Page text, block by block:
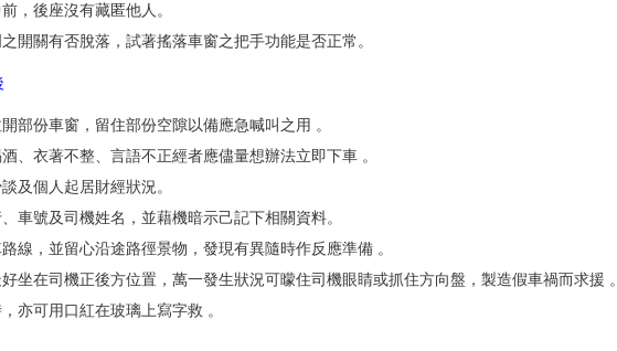
，後座沒有藏匿他人。
開關有否脫落，試著搖落車窗之把手功能是否正常。
部份車窗，留住部份空隙以備應急喊叫之用 。
、衣著不整、言語不正經者應儘量想辦法立即下車 。
及個人起居財經狀況。
車號及司機姓名，並藉機暗示己記下相關資料。
線，並留心沿途路徑景物，發現有異隨時作反應準備 。
坐在司機正後方位置，萬一發生狀況可曚住司機眼睛或抓住方向盤，製造假車禍而求援 。
亦可用口紅在玻璃上寫字救 。